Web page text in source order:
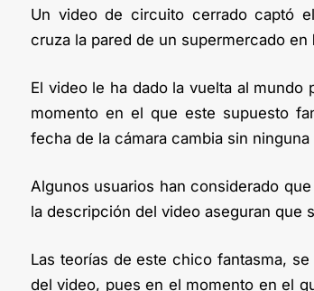
Un video de circuito cerrado captó
cruza la pared de un supermercado en
El video le ha dado la vuelta al
momento en el que este supuesto
fecha de la cámara cambia sin ninguna
Algunos usuarios han considerado
la descripción del video aseguran que
Las teorías de este chico fantasma,
del video, pues en el momento en el